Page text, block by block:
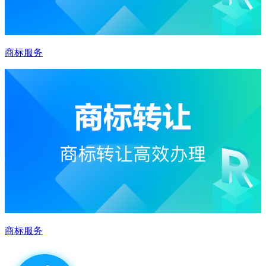
商标服务
商标服务